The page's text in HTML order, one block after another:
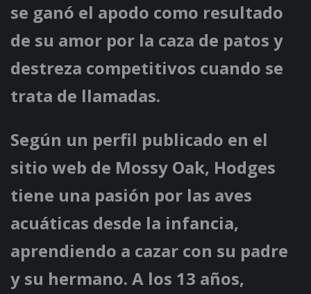
se ganó el apodo como resultado
de su amor por la caza de patos y
destreza competitivos cuando se
trata de llamadas.
Según un perfil publicado en el
sitio web de Mossy Oak, Hodges
tiene una pasión por las aves
acuáticas desde la infancia,
aprendiendo a cazar con su padre
y su hermano. A los 13 años,